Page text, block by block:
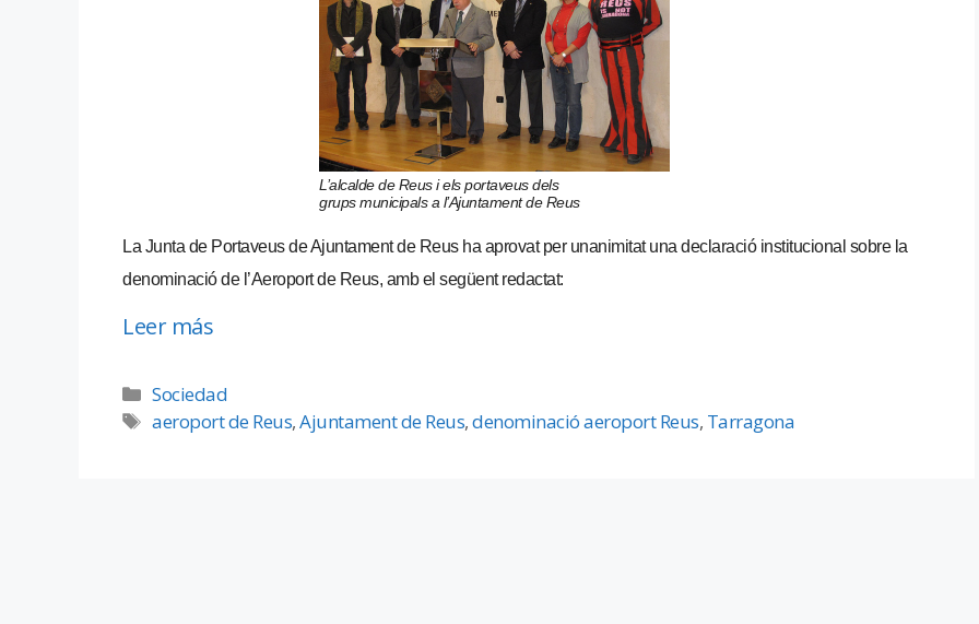
L’alcalde de Reus i els portaveus dels
grups municipals a l’Ajuntament de Reus
La Junta de Portaveus de Ajuntament de Reus ha aprovat per unanimitat una declaració institucional sobre la
denominació de l’Aeroport de Reus, amb el següent redactat:
Leer más
Sociedad
aeroport de Reus,Ajuntament de Reus,denominació aeroport Reus, Tarragona